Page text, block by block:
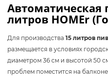
Автоматическая
литров HOMEr
Для производства 15 литров
размещается в условиях
диаметром 36 см и высотой 50
проблем поместится на